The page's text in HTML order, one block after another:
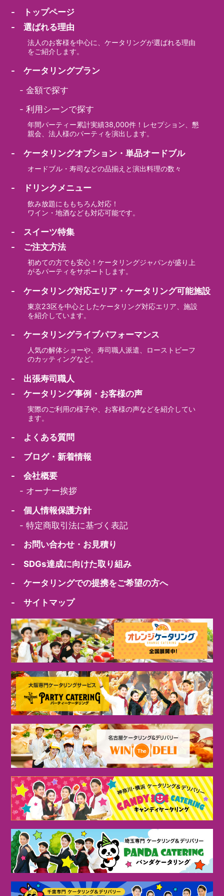
- トップページ
- 選ばれる理由
法人のお客様を中心に、ケータリングが選ばれる理由
をご紹介します。
- ケータリングプラン
-金額で探す
-利用シーンで探す
年間パーティー累計実績38,000件！レセプション、懇
親会、法人様のパーティを演出します。
- ケータリングオプション・単品オードブル
オードブル・寿司などの品揃えと演出料理の数々
- ドリンクメニュー
飲み放題にももちろん対応！
ワイン・地酒なども対応可能です。
- スイーツ特集
- ご注文方法
初めての方でも安心！ケータリングジャパンが盛り上
がるパーティをサポートします。
- ケータリング対応エリア・ケータリング可能施設
東京23区を中心としたケータリング対応エリア、施設
を紹介しています。
- ケータリングライブパフォーマンス
人気の解体ショーや、寿司職人派遣、ローストビーフ
のカッティングなど。
- 出張寿司職人
- ケータリング事例・お客様の声
実際のご利用の様子や、お客様の声などを紹介してい
ます。
- よくある質問
- ブログ・新着情報
- 会社概要
- オーナー挨拶
- 個人情報保護方針
-特定商取引法に基づく表記
- お問い合わせ・お見積り
- SDGs達成に向けた取り組み
- ケータリングでの提携をご希望の方へ
- サイトマップ